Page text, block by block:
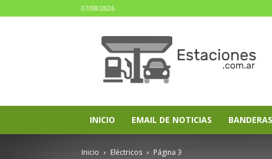
07/08/2026
INICIO EMAIL DE NOTICIAS BANDERAS
Inicio Eléctricos Página 3